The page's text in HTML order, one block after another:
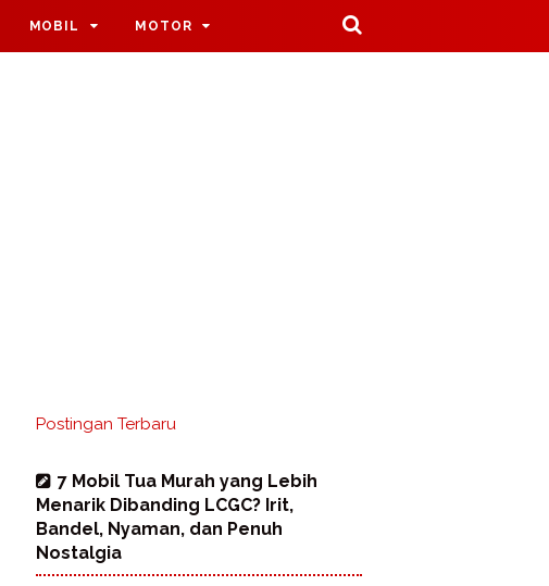
MOBIL MOTOR
Postingan Terbaru
7 Mobil Tua Murah yang Lebih
Menarik Dibanding LCGC? Irit,
Bandel, Nyaman, dan Penuh
Nostalgia